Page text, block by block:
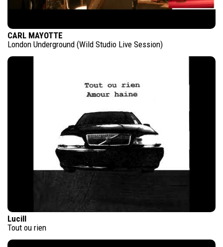
CARL MAYOTTE
London Underground (Wild Studio Live Session)
Lucill
Tout ou rien